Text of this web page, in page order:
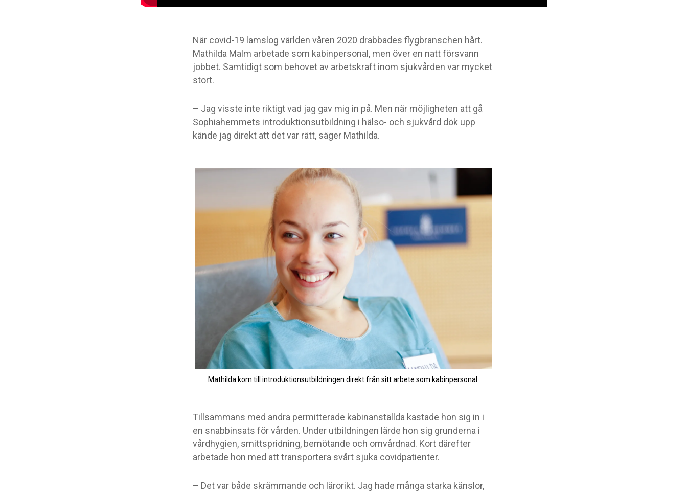
När covid-19 lamslog världen våren 2020 drabbades flygbranschen hårt.
Mathilda Malm arbetade som kabinpersonal, men över en natt försvann
jobbet. Samtidigt som behovet av arbetskraft inom sjukvården var mycket
stort.
– Jag visste inte riktigt vad jag gav mig in på. Men när möjligheten att gå
Sophiahemmets introduktionsutbildning i hälso- och sjukvård dök upp
kände jag direkt att det var rätt, säger Mathilda.
Mathilda kom till introduktionsutbildningen direkt från sitt arbete som kabinpersonal.
Tillsammans med andra permitterade kabinanställda kastade hon sig in i
en snabbinsats för vården. Under utbildningen lärde hon sig grunderna i
vårdhygien, smittspridning, bemötande och omvårdnad. Kort därefter
arbetade hon med att transportera svårt sjuka covidpatienter.
– Det var både skrämmande och lärorikt. Jag hade många starka känslor,